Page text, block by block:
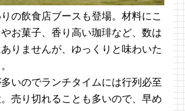
の飲食店ブースも登場。材料にこ
お菓子、香り高い珈琲など、数は
りませんが、ゆっくりと味わいた
いのでランチタイムには行列必至
売り切れることも多いので、早め